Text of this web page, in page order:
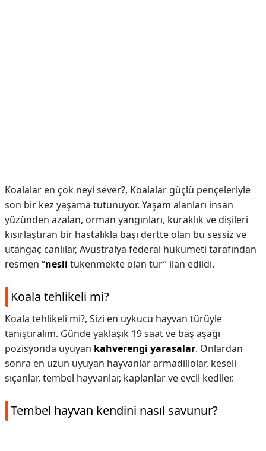
Koalalar en çok neyi sever?, Koalalar güçlü pençeleriyle
son bir kez yaşama tutunuyor. Yaşam alanları insan
yüzünden azalan, orman yangınları, kuraklık ve dişileri
kısırlaştıran bir hastalıkla başı dertte olan bu sessiz ve
utangaç canlılar, Avustralya federal hükümeti tarafından
resmen “nesli tükenmekte olan tür” ilan edildi.
Koala tehlikeli mi?
Koala tehlikeli mi?, Sizi en uykucu hayvan türüyle
tanıştıralım. Günde yaklaşık 19 saat ve baş aşağı
pozisyonda uyuyan kahverengi yarasalar. Onlardan
sonra en uzun uyuyan hayvanlar armadillolar, keseli
sıçanlar, tembel hayvanlar, kaplanlar ve evcil kediler.
Tembel hayvan kendini nasıl savunur?